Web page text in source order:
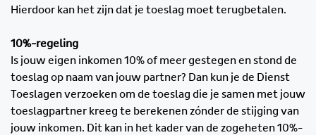
Hierdoor kan het zijn dat je toeslag moet terugbetalen.
10%-regeling
Is jouw eigen inkomen 10% of meer gestegen en stond de
toeslag op naam van jouw partner? Dan kun je de Dienst
Toeslagen verzoeken om de toeslag die je samen met jouw
toeslagpartner kreeg te berekenen zónder de stijging van
jouw inkomen. Dit kan in het kader van de zogeheten 10%-